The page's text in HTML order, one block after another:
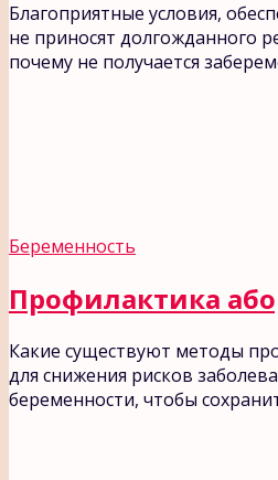
Благоприятные условия,
не приносят долгожданного
почему не получается
Беременность
Профилактика
Какие существуют методы
для снижения рисков
беременности, чтобы